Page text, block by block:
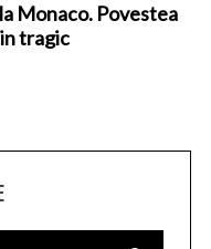
Monaco. Povestea
tragic